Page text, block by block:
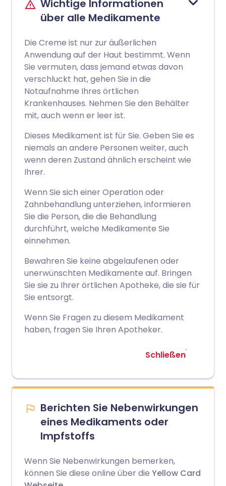
Wichtige Informationen
über alle Medikamente
Die Creme ist nur zur äußerlichen
Anwendung auf der Haut bestimmt. Wenn
Sie vermuten, dass jemand etwas davon
verschluckt hat, gehen Sie in die
Notaufnahme Ihres örtlichen
Krankenhauses. Nehmen Sie den Behälter
mit, auch wenn er leer ist.
Dieses Medikament ist für Sie. Geben Sie es
niemals an andere Personen weiter, auch
wenn deren Zustand ähnlich erscheint wie
Ihrer.
Wenn Sie sich einer Operation oder
Zahnbehandlung unterziehen, informieren
Sie die Person, die die Behandlung
durchführt, welche Medikamente Sie
einnehmen.
Bewahren Sie keine abgelaufenen oder
unerwünschten Medikamente auf. Bringen
Sie sie zu Ihrer örtlichen Apotheke, die sie für
Sie entsorgt.
Wenn Sie Fragen zu diesem Medikament
haben, fragen Sie Ihren Apotheker.
Schließen
Berichten Sie Nebenwirkungen
eines Medikaments oder
Impfstoffs
Wenn Sie Nebenwirkungen bemerken,
können Sie diese online über die Yellow Card